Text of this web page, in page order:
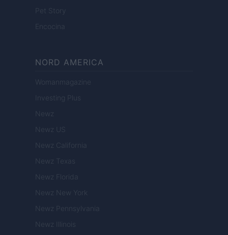
Pet Story
Encocina
NORD AMERICA
Womanmagazine
Investing Plus
Newz
Newz US
Newz California
Newz Texas
Newz Florida
Newz New York
Newz Pennsylvania
Newz Illinois